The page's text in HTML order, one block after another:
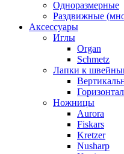
Одноразмерные
Раздвижные
Аксессуары
Иглы
Organ
Schmetz
Лапки к
Ножницы
Aurora
Fiskars
Kretzer
Nusharp